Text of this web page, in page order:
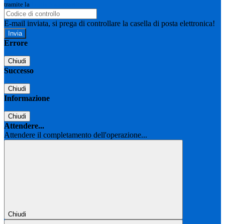
tramite la
E-mail inviata, si prega di controllare la casella di posta elettronica!
Errore
Chiudi
Successo
Chiudi
Informazione
Chiudi
Attendere...
Attendere il completamento dell'operazione...
Chiudi